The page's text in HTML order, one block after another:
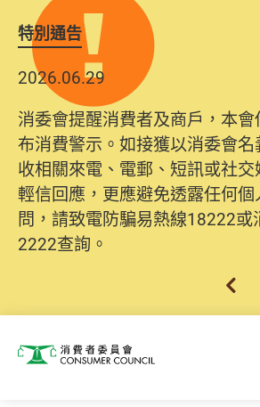
特別通告
2026.06.29
消委會提醒消費者及商戶，本
布消費警示。如接獲以消委會
收相關來電、電郵、短訊或社
輕信回應，更應避免透露任何
問，請致電防騙易熱線18222或
2222查詢。
消費者委員會